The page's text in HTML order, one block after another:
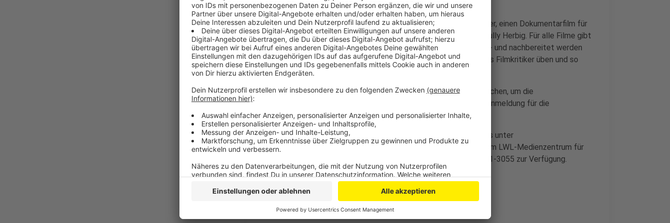
Zu sehen gibt es unter anderem Zeichentrickfilme für Grundschüler, einen Dokumentarfilm für
Oberstufenschüler und die Satire „Tausend Zeilen“ von Michael Bully Herbig. Für alle Filme gibt
es kostenlose Begleitaufgaben, damit die Filme im Unterricht vor- und nachbereitet werden
können. Anschließend können sich die Schülerinnen und Schüler als Filmkritiker üben und so
zusätzliche Preise gewinnen.
Das Bildungs- und das Kulturministerium fördern die SchulKinoWochen, um die
Medienkompetenz der Kinder und Jugendlichen zu fördern. Eine Anmeldung für die
Schulklassen ist noch möglich, der Eintritt kostet 4€ pro Schüler.
Informationen zum Programm sowie die Online-Anmeldung gibt es unter
www.schulkinowochen.nrw.de
. Außerdem steht das Projektteam im LWL-Medienzentrum für
Westfalen für persönliche Beratungen unter der Hotline 0251-591-3055 zur Verfügung.
Anzeige